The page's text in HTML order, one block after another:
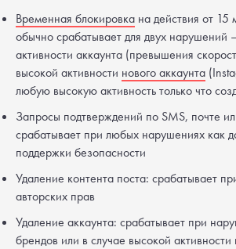
Временная блокировка на действия от 15
обычно срабатывает для двух
активности аккаунта (превышения
высокой активности нового аккаунта
любую высокую активность только что
Запросы подтверждений по SMS, почте
срабатывает при любых нарушениях как
поддержки безопасности
Удаление контента поста: срабатывает
авторских прав
Удаление аккаунта: срабатывает при
брендов или в случае высокой активности